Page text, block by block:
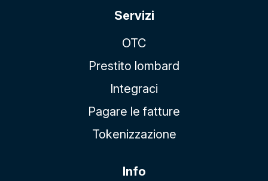
Servizi
OTC
Prestito lombard
Integraci
Pagare le fatture
Tokenizzazione
Info